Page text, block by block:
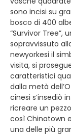
sono incisi su
bosco di 400
“Survivor Tree”,
sopravvissuto
newyorkesi il
visita, si
caratteristici
dalla metà
cinesi s’insediò
ricreare un
così Chinatown
una delle più